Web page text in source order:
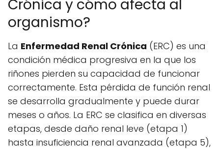
Crónica y cómo afecta al
organismo?
La Enfermedad Renal Crónica (ERC) es una
condición médica progresiva en la que los
riñones pierden su capacidad de funcionar
correctamente. Esta pérdida de función renal
se desarrolla gradualmente y puede durar
meses o años. La ERC se clasifica en diversas
etapas, desde daño renal leve (etapa 1)
hasta insuficiencia renal avanzada (etapa 5),